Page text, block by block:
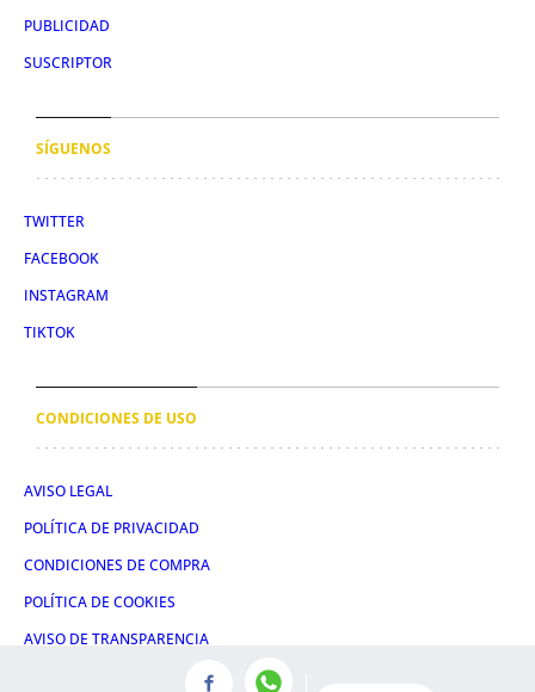
PUBLICIDAD
SUSCRIPTOR
SÍGUENOS
TWITTER
FACEBOOK
INSTAGRAM
TIKTOK
CONDICIONES DE USO
AVISO LEGAL
POLÍTICA DE PRIVACIDAD
CONDICIONES DE COMPRA
POLÍTICA DE COOKIES
AVISO DE TRANSPARENCIA